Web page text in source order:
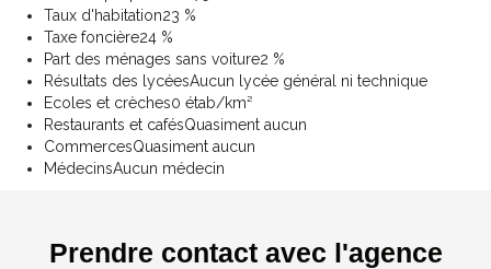
Taux d'habitation23 %
Taxe foncière24 %
Part des ménages sans voiture2 %
Résultats des lycéesAucun lycée général ni technique
Ecoles et crèches0 étab/km²
Restaurants et cafésQuasiment aucun
CommercesQuasiment aucun
MédecinsAucun médecin
Prendre contact avec l'agence